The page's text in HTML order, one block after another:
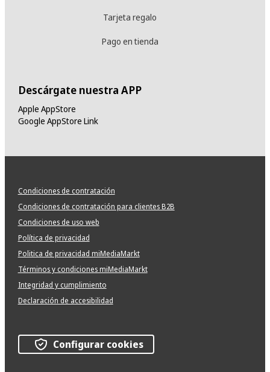
Tarjeta regalo
Pago en tienda
Descárgate nuestra APP
Apple AppStore
Google AppStore Link
Condiciones de contratación
Condiciones de contratación para clientes B2B
Condiciones de uso web
Política de privacidad
Politica de privacidad miMediaMarkt
Términos y condiciones miMediaMarkt
Integridad y cumplimiento
Declaración de accesibilidad
Configurar cookies